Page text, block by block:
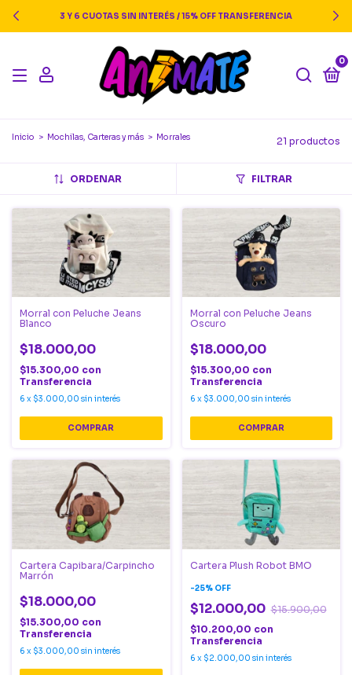
3 Y 6 CUOTAS SIN INTERÉS / 15% OFF TRANSFERENCIA
0
Inicio > Mochilas, Carteras y más > Morrales 21 productos
ORDENAR FILTRAR
Morral con Peluche Jeans
Blanco
$18.000,00
$15.300,00 con
Transferencia
6 x $3.000,00 sin interés
Morral con Peluche Jeans
Oscuro
$18.000,00
$15.300,00 con
Transferencia
6 x $3.000,00 sin interés
Cartera Capibara/Carpincho
Marrón
$18.000,00
$15.300,00 con
Transferencia
6 x $3.000,00 sin interés
Cartera Plush Robot BMO
-25% OFF
$12.000,00 $15.900,00
$10.200,00 con
Transferencia
6 x $2.000,00 sin interés